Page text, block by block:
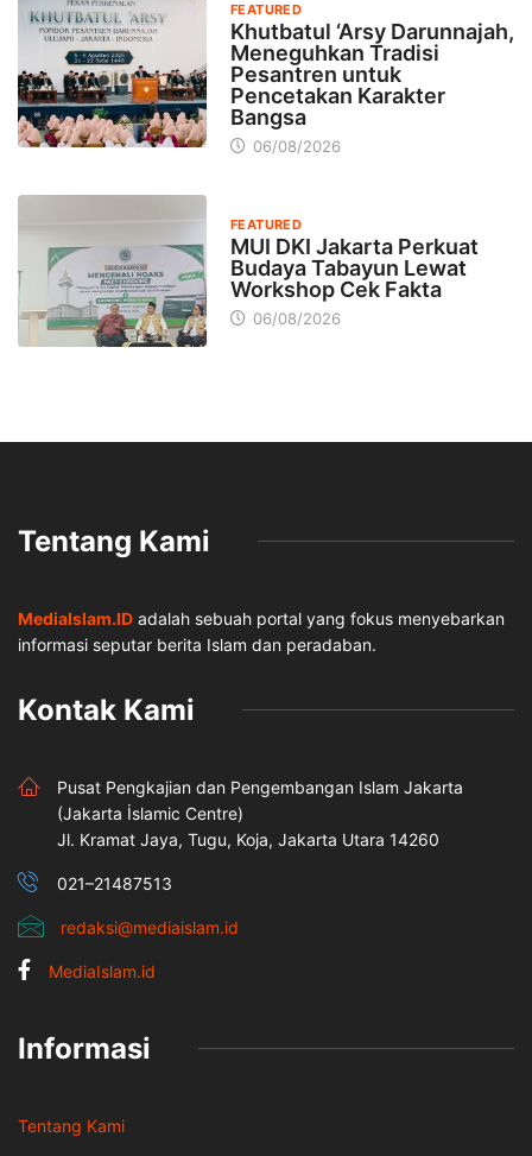
FEATURED
Khutbatul ‘Arsy Darunnajah,
Meneguhkan Tradisi
Pesantren untuk
Pencetakan Karakter
Bangsa
06/08/2026
FEATURED
MUI DKI Jakarta Perkuat
Budaya Tabayun Lewat
Workshop Cek Fakta
06/08/2026
Tentang Kami
MediaIslam.ID adalah sebuah portal yang fokus menyebarkan
informasi seputar berita Islam dan peradaban.
Kontak Kami
Pusat Pengkajian dan Pengembangan Islam Jakarta
(Jakarta İslamic Centre)
Jl. Kramat Jaya, Tugu, Koja, Jakarta Utara 14260
021–21487513
redaksi@mediaislam.id
MediaIslam.id
Informasi
Tentang Kami